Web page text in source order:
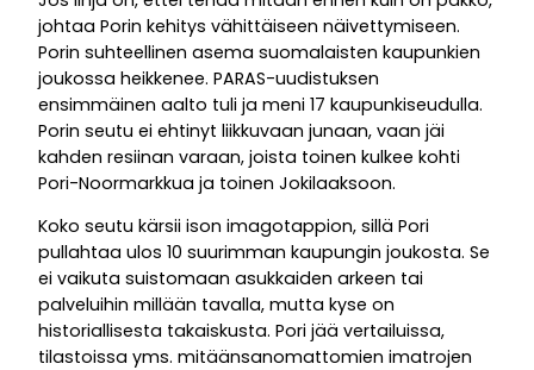
johtaa Porin kehitys vähittäiseen näivettymiseen.
Porin suhteellinen asema suomalaisten kaupunkien
joukossa heikkenee. PARAS-uudistuksen
ensimmäinen aalto tuli ja meni 17 kaupunkiseudulla.
Porin seutu ei ehtinyt liikkuvaan junaan, vaan jäi
kahden resiinan varaan, joista toinen kulkee kohti
Pori-Noormarkkua ja toinen Jokilaaksoon.
Koko seutu kärsii ison imagotappion, sillä Pori
pullahtaa ulos 10 suurimman kaupungin joukosta. Se
ei vaikuta suistomaan asukkaiden arkeen tai
palveluihin millään tavalla, mutta kyse on
historiallisesta takaiskusta. Pori jää vertailuissa,
tilastoissa yms. mitäänsanomattomien imatrojen